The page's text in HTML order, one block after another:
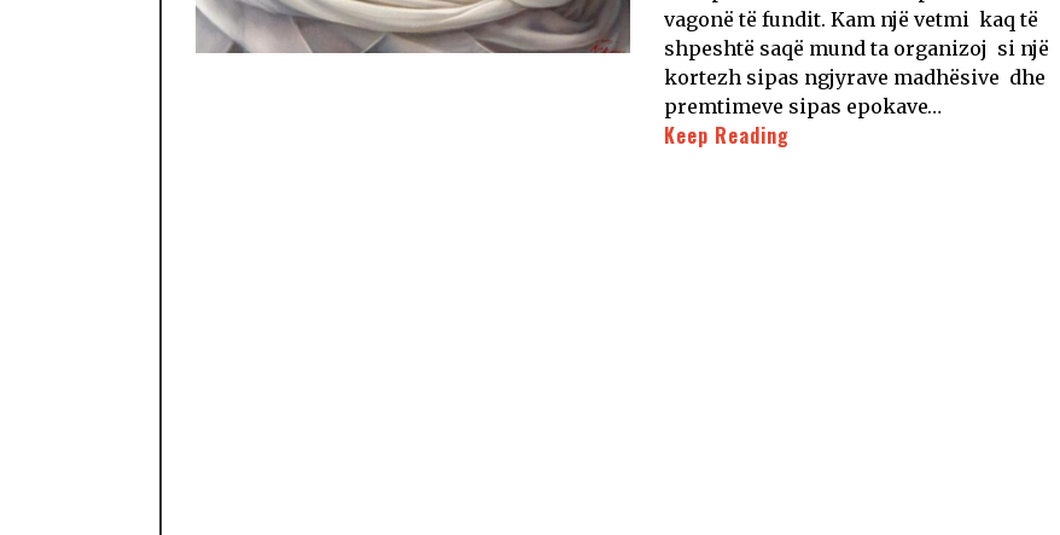
vagonë të fundit. Kam një vetmi kaq të
shpeshtë saqë mund ta organizoj si një
kortezh sipas ngjyrave madhësive dhe
premtimeve sipas epokave…
Keep Reading